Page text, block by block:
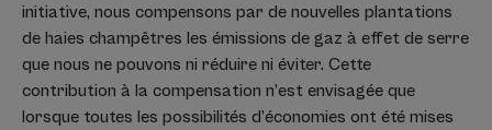
initiative, nous compensons par de nouvelles plantations
de haies champêtres les émissions de gaz à effet de serre
que nous ne pouvons ni réduire ni éviter. Cette
contribution à la compensation n’est envisagée que
lorsque toutes les possibilités d’économies ont été mises